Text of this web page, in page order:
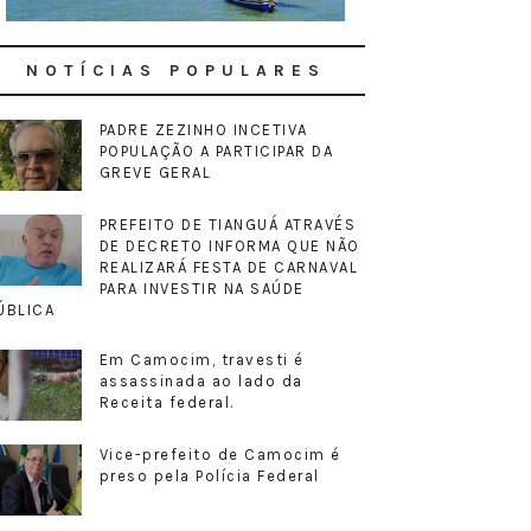
NOTÍCIAS POPULARES
PADRE ZEZINHO INCETIVA
POPULAÇÃO A PARTICIPAR DA
GREVE GERAL
PREFEITO DE TIANGUÁ ATRAVÉS
DE DECRETO INFORMA QUE NÃO
REALIZARÁ FESTA DE CARNAVAL
PARA INVESTIR NA SAÚDE
Em Camocim, travesti é
assassinada ao lado da
Receita federal.
Vice-prefeito de Camocim é
preso pela Polícia Federal